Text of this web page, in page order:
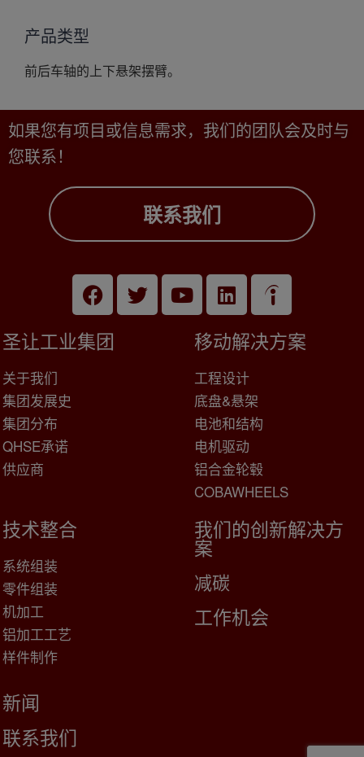
产品类型
前后车轴的上下悬架摆臂。
如果您有项目或信息需求，我们的团队会及时与
您联系！
联系我们
圣让工业集团
关于我们
集团发展史
集团分布
QHSE承诺
供应商
移动解决方案
工程设计
底盘&悬架
电池和结构
电机驱动
铝合金轮毂
COBAWHEELS
技术整合
系统组装
零件组装
机加工
铝加工工艺
样件制作
我们的创新解决方
案
减碳
工作机会
新闻
联系我们